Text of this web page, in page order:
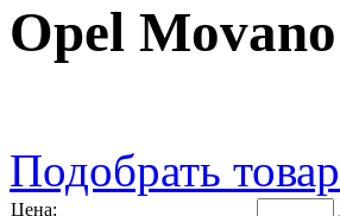
Opel Movano
Подобрать
Цена: